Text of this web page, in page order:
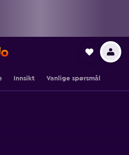
Innsikt Vanlige spørsmål